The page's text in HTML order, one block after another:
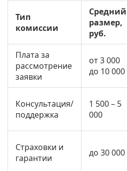
Тип
комиссии
Средний
размер,
руб.
Плата за
рассмотрение
заявки
от 3 000
до 10 000
Консультация/
поддержка
1 500 – 5
000
Страховки и
гарантии
до 30 000